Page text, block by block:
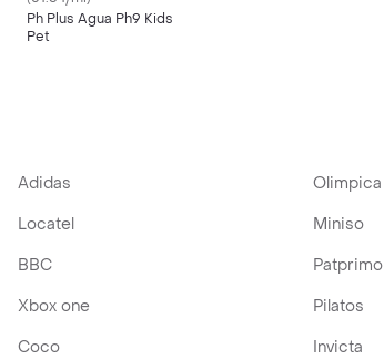
Ph Plus Agua Ph9 Kids
Pet
Adidas Olimpica
Locatel
Miniso
BBC
Patprimo
Xbox one
Pilatos
Coco
Invicta